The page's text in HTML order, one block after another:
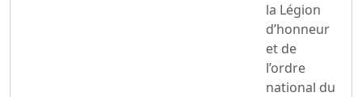
la Légion
d’honneur
et de
l’ordre
national du